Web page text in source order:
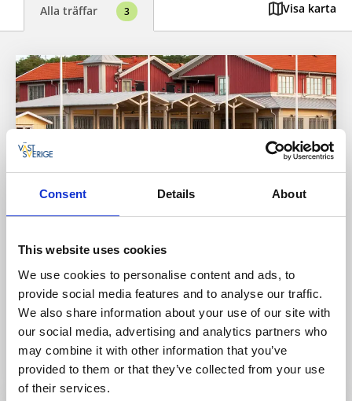
Consent Details About
This website uses cookies
We use cookies to personalise content and ads, to
provide social media features and to analyse our traffic.
We also share information about your use of our site with
our social media, advertising and analytics partners who
may combine it with other information that you’ve
provided to them or that they’ve collected from your use
of their services.
Alla träffar 3 Visa karta
Hotel Strana
Hälleviksstrand/Orust
4.2★★★★☆ (296)
Restaurang och hotell i vacker skärgårdsmiljö
Läs mer